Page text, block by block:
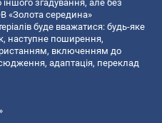
іншого згадування, але без
«Золота середина»
буде вважатися: будь-яке
наступне поширення,
включенням до
адаптація, переклад